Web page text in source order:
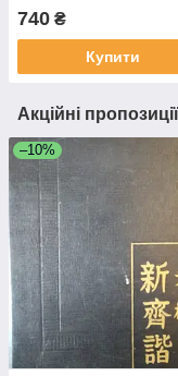
740 ₴
Купити
Акційні
–10%